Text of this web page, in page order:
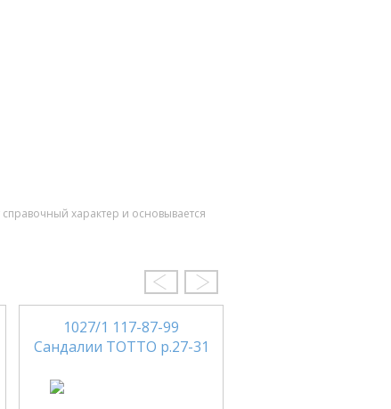
характер и основывается
1027/1 117-87-99
Сандалии ТОТТО р.27-31